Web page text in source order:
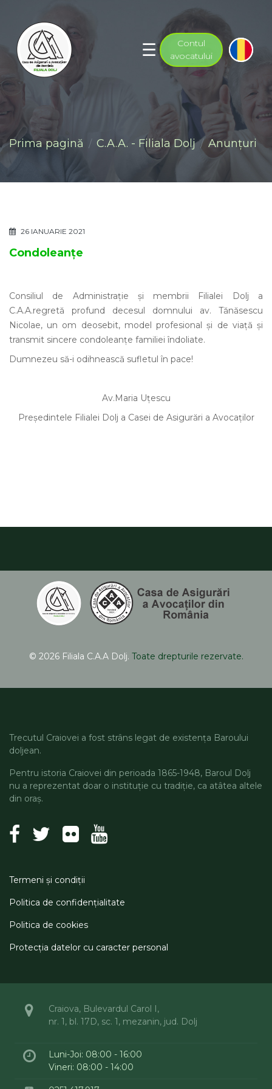
Contul
avocatului
Prima pagină C.A.A. - Filiala Dolj Anunţuri
26 IANUARIE 2021
Condoleanțe
Consiliul de Administrație și membrii Filialei Dolj a
C.A.A.regretă profund decesul domnului av. Tănăsescu
Nicolae, un om deosebit, model profesional și de viață și
transmit sincere condoleanțe familiei îndoliate.
Dumnezeu să-i odihnească sufletul în pace!
Av.Maria Uţescu
Preşedintele Filialei Dolj a Casei de Asigurări a Avocaţilor
© 2026 Filiala C.A.A Dolj. Toate drepturile rezervate.
Trecutul Craiovei a fost strâns legat de existența Baroului
doljean.
Pentru istoria Craiovei din perioada 1865-1948, Baroul Dolj
nu a reprezentat doar o instituție cu tradiție, ca atâtea altele
din oraș.
Termeni şi condiţii
Politica de confidenţialitate
Politica de cookies
Protecţia datelor cu caracter personal
Craiova, Bulevardul Carol I,
nr. 1, bl. 17D, sc. 1, mezanin, jud. Dolj
Luni-Joi: 08:00 - 16:00
Vineri: 08:00 - 14:00